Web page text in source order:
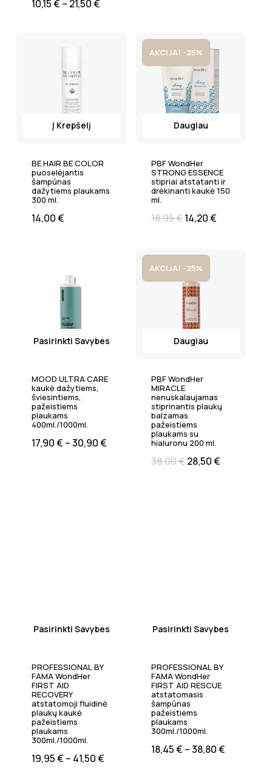
10,15€ – 21,50€
Į Krepšelį
BE HAIR BE COLOR
puoselėjantis
šampūnas
dažytiems plaukams
300 ml.
14,00€
AKCIJA! -25%
Daugiau
PBF WondHer
STRONG ESSENCE
stipriai atstatanti ir
drėkinanti kaukė 150
ml.
18,95€ 14,20€
Pasirinkti Savybes
MOOD ULTRA CARE
kaukė dažytiems,
šviesintiems,
pažeistiems
plaukams
400ml./1000ml.
17,90€ –30,90€
AKCIJA! -25%
Daugiau
PBF WondHer
MIRACLE
nenuskalaujamas
stiprinantis plaukų
balzamas
pažeistiems
plaukams su
hialuronu 200 ml.
38,00€ 28,50€
Pasirinkti Savybes
PROFESSIONAL BY
FAMA WondHer
FIRST AID
RECOVERY
atstatomoji fluidinė
plaukų kaukė
pažeistiems
plaukams
300ml./1000ml.
19,95€ – 41,50€
Pasirinkti Savybes
PROFESSIONAL BY
FAMA WondHer
FIRST AID RESCUE
atstatomasis
šampūnas
pažeistiems
plaukams
300ml./1000ml.
18,45€ –38,80€